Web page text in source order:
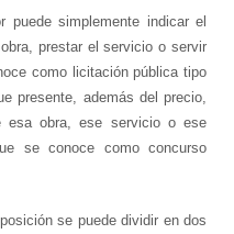
puede simplemente indicar el
prestar el servicio o servir
como licitación pública tipo
presente, además del precio,
esa obra, ese servicio o ese
se conoce como concurso
se puede dividir en dos